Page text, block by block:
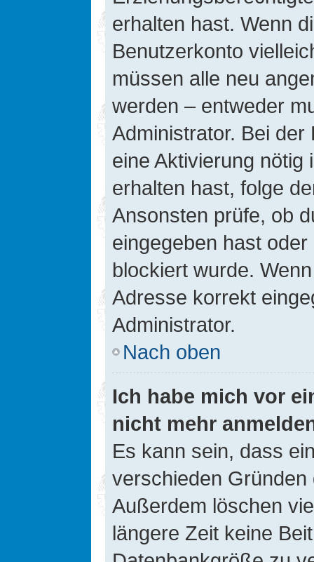
erhalten hast. Wenn
Benutzerkonto
müssen alle neu
werden – entweder
Administrator. Bei
eine Aktivierung nötig
erhalten hast, folge
Ansonsten prüfe, ob
eingegeben hast
blockiert wurde.
Adresse korrekt
Administrator.
Nach oben
Ich habe mich vor
nicht mehr
Es kann sein, dass
verschieden
Außerdem löschen
längere Zeit keine